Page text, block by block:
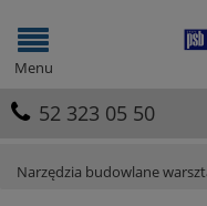
52 323 05 50
Menu
Narzędzia budowlane